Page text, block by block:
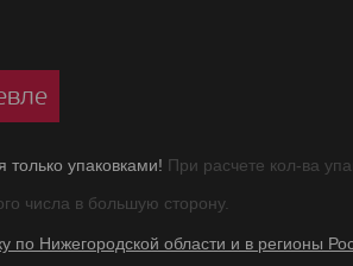
только упаковками! При расчете кол-ва
числа в большую сторону.
по Нижегородской области и в регионы